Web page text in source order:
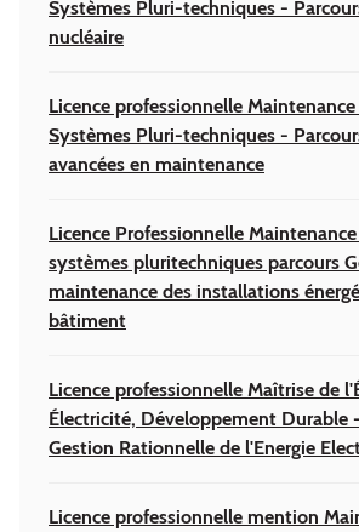
Systèmes Pluri-techniques -
nucléaire
Licence professionnelle
Systèmes Pluri-techniques -
avancées en maintenance
Licence Professionnelle
systèmes pluritechniques parcours
maintenance des installations
bâtiment
Licence professionnelle Maîtrise de
Électricité, Développement Durable
Gestion Rationnelle de l'Energie
Licence professionnelle mention